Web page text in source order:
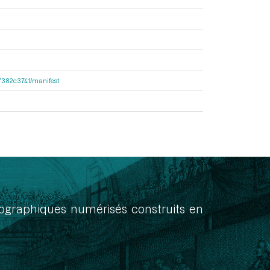
manifest
numérisés construits en